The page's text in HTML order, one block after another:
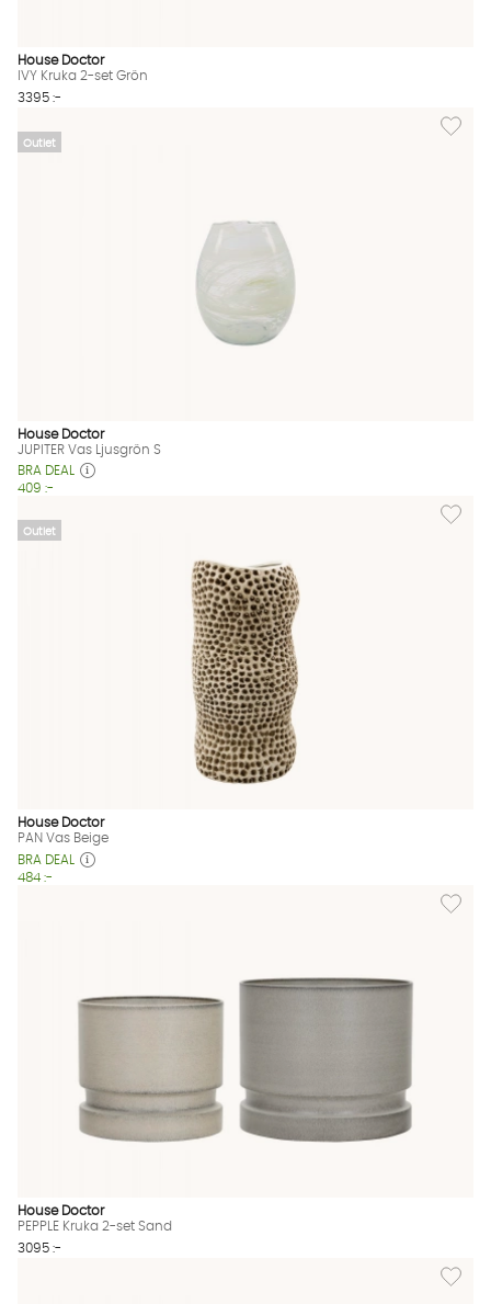
House Doctor
IVY Kruka 2-set Grön
3395 :-
Outlet
Lägg till
House Doctor
JUPITER Vas Ljusgrön S
BRA DEAL
409 :-
Outlet
Lägg
House Doctor
PAN Vas Beige
BRA DEAL
484 :-
Lägg
House Doctor
PEPPLE Kruka 2-set Sand
3095 :-
Lägg